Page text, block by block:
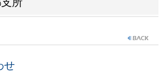
所
せ